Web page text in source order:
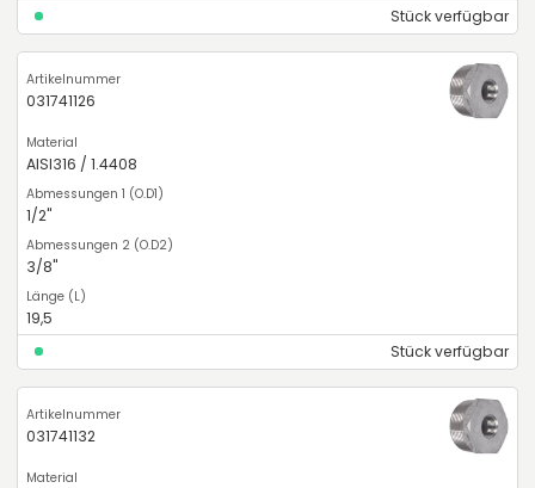
Stück verfügbar
031741126
AISI316 / 1.4408
1/2"
3/8"
19,5
Stück verfügbar
031741132